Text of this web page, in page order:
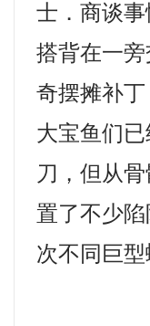
士．商谈
搭背在一
奇摆摊补
大宝鱼们
刀，但从
置了不少
次不同巨型